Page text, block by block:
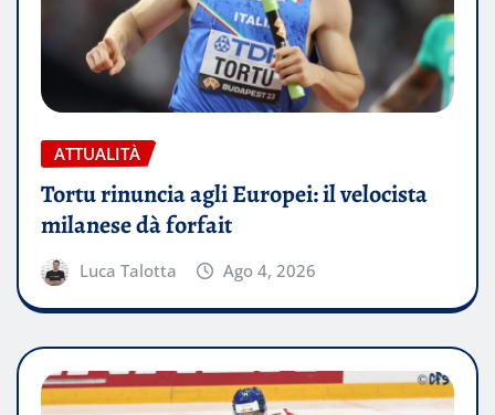
ATTUALITÀ
Tortu rinuncia agli Europei: il velocista
milanese dà forfait
Luca Talotta Ago 4, 2026